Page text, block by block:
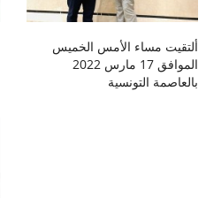
ألتقيت مساء الأمس الخميس
الموافق 17 مارس 2022
بالعاصمة التونسية